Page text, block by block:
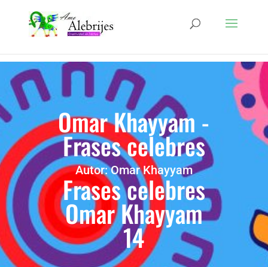
Omar Khayyam -
Frases celebres
Autor: Omar Khayyam
Frases celebres
Omar Khayyam
14